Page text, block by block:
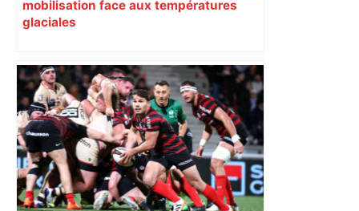
mobilisation face aux températures
glaciales